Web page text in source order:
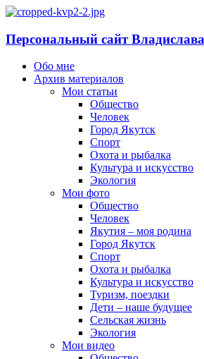
Персональный сайт
Обо мне
Архив материалов
Мои статьи
Общество
Человек
Город Якутск
Спорт
Охота и рыбалка
Культура и искусство
Экология
Мои фото
Общество
Человек
Якутия – моя родина
Город Якутск
Спорт
Охота и рыбалка
Культура и искусство
Туризм, поездки
Дети – наше будущее
Сельская жизнь
Экология
Мои видео